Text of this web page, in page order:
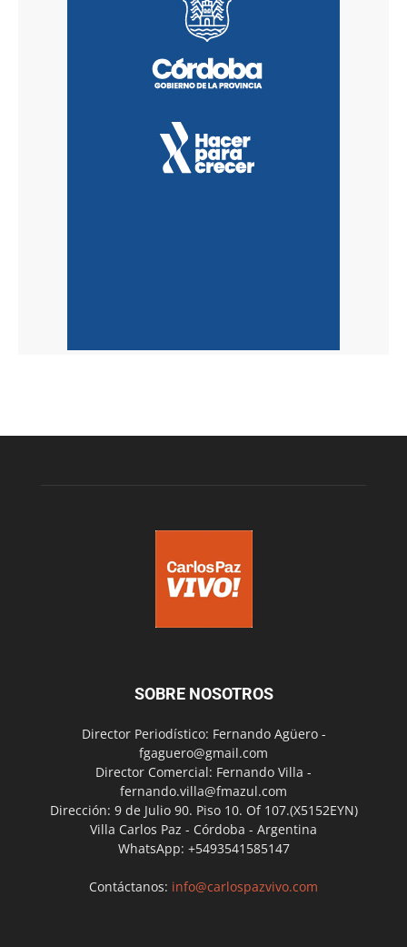
SOBRE NOSOTROS
Director Periodístico: Fernando Agüero -
fgaguero@gmail.com
Director Comercial: Fernando Villa -
fernando.villa@fmazul.com
Dirección: 9 de Julio 90. Piso 10. Of 107.(X5152EYN)
Villa Carlos Paz - Córdoba - Argentina
WhatsApp: +5493541585147
Contáctanos: info@carlospazvivo.com